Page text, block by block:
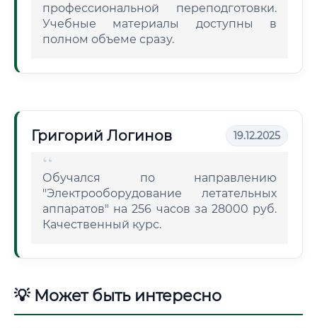
профессиональной переподготовки.
Учебные материалы доступны в
полном объеме сразу.
Григорий Логинов 19.12.2025
Обучался по направлению
"Электрооборудование летательных
аппаратов" на 256 часов за 28000 руб.
Качественный курс.
💡 Может быть интересно